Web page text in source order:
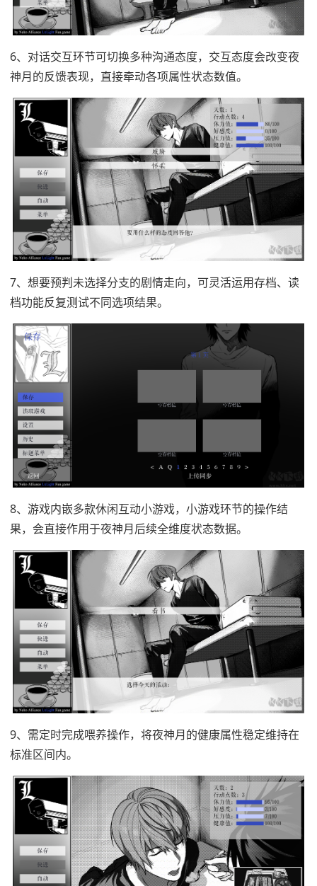
6、对话交互环节可切换多种沟通态度，交互态度会改变夜
神月的反馈表现，直接牵动各项属性状态数值。
7、想要预判未选择分支的剧情走向，可灵活运用存档、读
档功能反复测试不同选项结果。
8、游戏内嵌多款休闲互动小游戏，小游戏环节的操作结
果，会直接作用于夜神月后续全维度状态数据。
9、需定时完成喂养操作，将夜神月的健康属性稳定维持在
标准区间内。